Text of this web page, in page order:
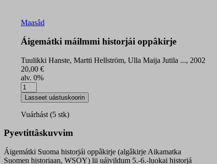
Maasâd
Áigemátki máilmmi historjái oppâkirje
Tuulikki Hanste, Martti Hellström, Ulla Maija Jutila ..., 2002
20,00 €
alv. 0%
Áigemátki
máilmmi
historjái
oppâkirje
Lasseet uástuskoorin
Vuárhást (5 stk)
Pyevtittâskuvvim
Áigemátki Suoma historjái oppâkirje (algâkirje Aikamatka
Suomen historiaan, WSOY) lii uáivildum 5.-6.-luokai historjá